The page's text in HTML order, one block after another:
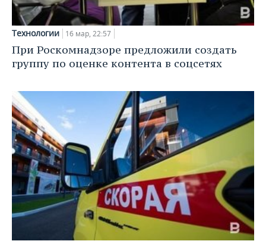
Технологии 16 мар, 22:57
При Роскомнадзоре предложили создать
группу по оценке контента в соцсетях